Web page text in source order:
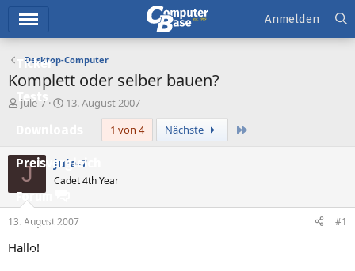
Ticker
Tests
Preisvergleich
Forum
Aktuelles
Empfohlene Inhalte
Anmelden
Desktop-Computer
Komplett oder selber bauen?
E
e
e
jule-7
E
e
l
a
m
13. August 2007
1 von 4
Nächste
J jule-7
Cadet 4th Year
13. August 2007 #1
Hallo!